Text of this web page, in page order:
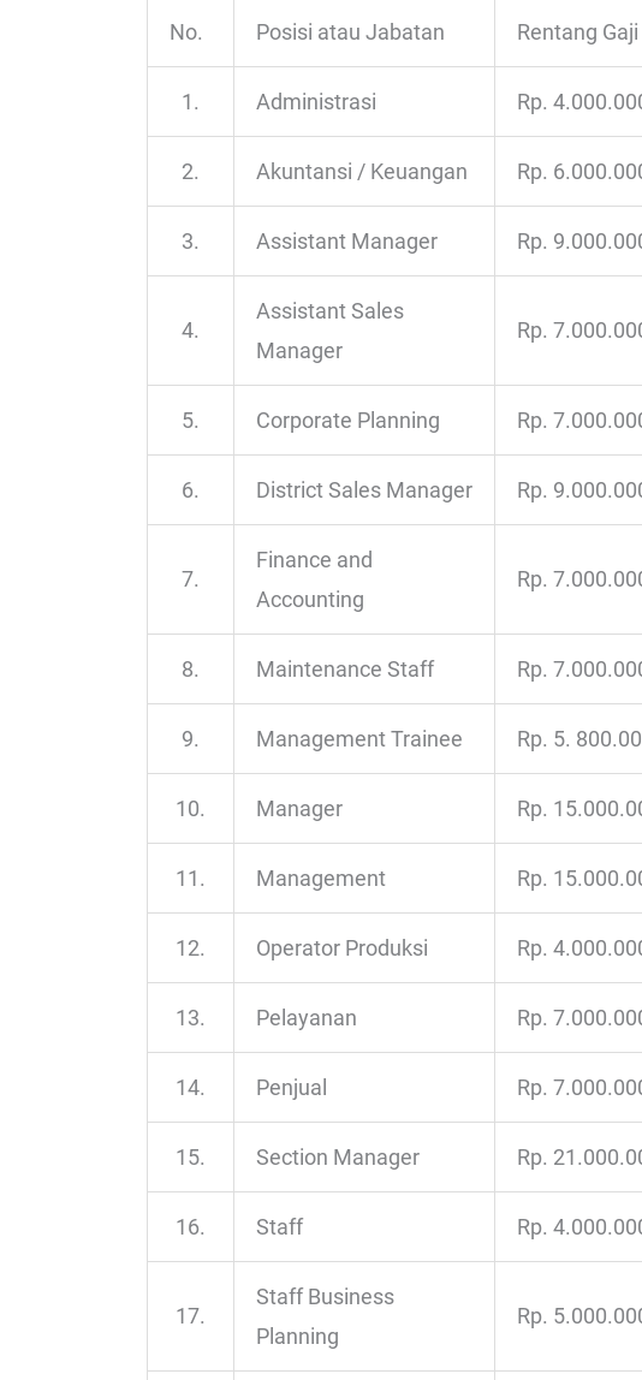
No. Posisi atau Jabatan Rentang
1. Administrasi Rp.
2. Akuntansi / Keuangan Rp.
3. Assistant Manager Rp.
4.
Assistant Sales
Manager
Rp.
5. Corporate Planning Rp.
6. District Sales Manager Rp.
7.
Finance and
Accounting
Rp.
8. Maintenance Staff Rp.
9. Management Trainee Rp. 5.
10. Manager Rp.
11. Management Rp.
12. Operator Produksi Rp.
13. Pelayanan Rp.
14. Penjual Rp.
15. Section Manager Rp.
16. Staff Rp.
17.
Staff Business
Planning
Rp.